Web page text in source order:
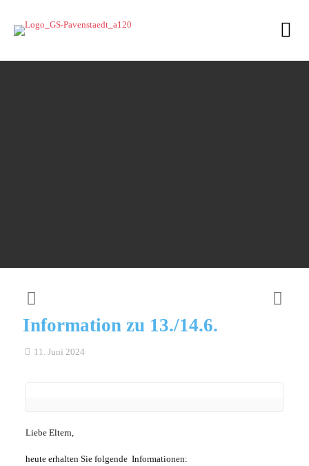
Information zu 13./14.6.
11. Juni 2024
Liebe Eltern,
heute erhalten Sie folgende Informationen: